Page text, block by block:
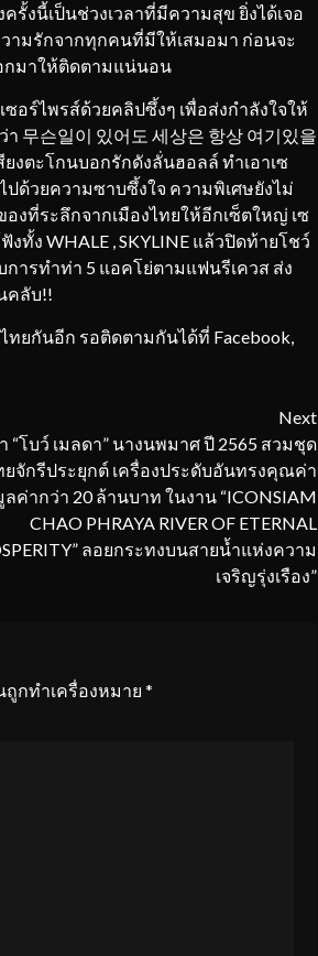
งนี้เป็นช่วงเวลาที่มีความสุข ยิ่งได้เจอ
มรักจากทุกคนที่มีให้เสมอมา ก่อนจะ
กมาให้ติดตามแน่นอน
ร์ไพรส์ด้วยคลิปซึ้งๆ เพื่อส่งกำลังใจให้
슨일이 있어도 세상은 항상 여기있을
ยงตะโกนบอกรักดังลั่นฮอลล์ ทำเอาเซ
ด้วยความซาบซึ้งใจ ความพิเศษยังไม่
ที่ระลึกจากเมืองไทยให้อีกเซ็ตใหญ่ เซ
ทั้ง WHALE , SKYLINE แล้วปิดท้ายโชว์
การทำท่า 5 แอคโย่ตามแฟนรีเควส ส่ง
คลับ!!
กันอีก รอติดตามกันได้ที่ Facebook,
Next
“โบว์ เมลดา” นางนพมาศ ปี 2565 สวมชุด
ยจักรีประยุกต์ เครื่องประดับอันทรงคุณค่า
ลค่ากว่า 20 ล้านบาท ในงาน “ICONSIAM
CHAO PHRAYA RIVER OF ETERNAL
ลอยกระทงบนสายน้ำแห่งความ
เจริญรุ่งเรือง”
กทำเครื่องหมาย *